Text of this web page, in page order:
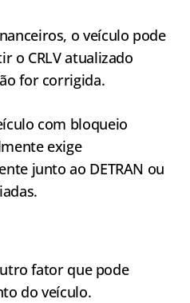
o veículo pode
o CRLV atualizado
for corrigida.
com bloqueio
exige
junto ao DETRAN ou
fator que pode
do veículo.